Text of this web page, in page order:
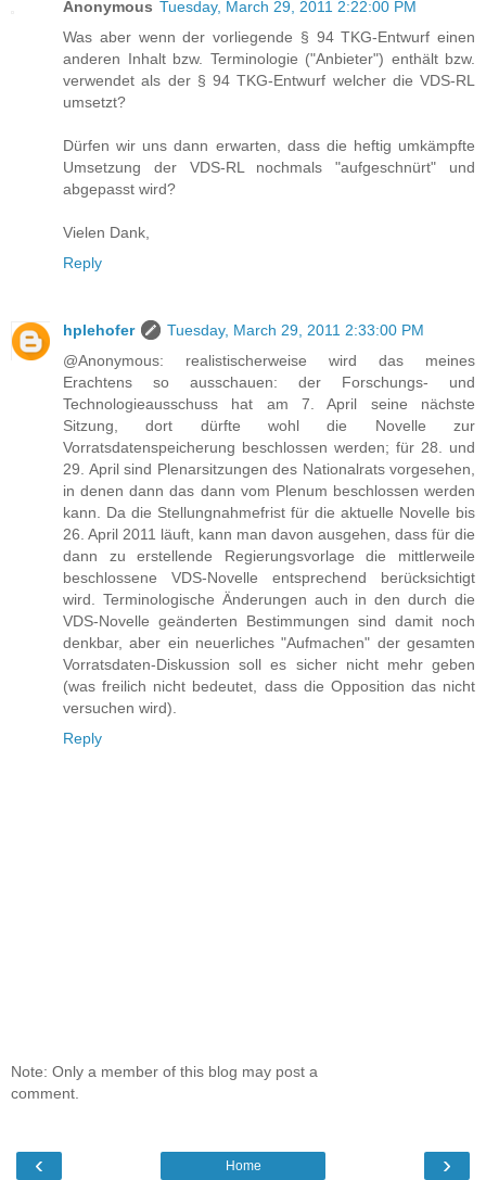
Anonymous Tuesday, March 29, 2011 2:22:00 PM
Was aber wenn der vorliegende § 94 TKG-Entwurf einen
anderen Inhalt bzw. Terminologie ("Anbieter") enthält bzw.
verwendet als der § 94 TKG-Entwurf welcher die VDS-RL
umsetzt?
Dürfen wir uns dann erwarten, dass die heftig umkämpfte
Umsetzung der VDS-RL nochmals "aufgeschnürt" und
abgepasst wird?
Vielen Dank,
Reply
hplehofer
Tuesday, March 29, 2011 2:33:00 PM
@Anonymous: realistischerweise wird das meines
Erachtens so ausschauen: der Forschungs- und
Technologieausschuss hat am 7. April seine nächste
Sitzung, dort dürfte wohl die Novelle zur
Vorratsdatenspeicherung beschlossen werden; für 28. und
29. April sind Plenarsitzungen des Nationalrats vorgesehen,
in denen dann das dann vom Plenum beschlossen werden
kann. Da die Stellungnahmefrist für die aktuelle Novelle bis
26. April 2011 läuft, kann man davon ausgehen, dass für die
dann zu erstellende Regierungsvorlage die mittlerweile
beschlossene VDS-Novelle entsprechend berücksichtigt
wird. Terminologische Änderungen auch in den durch die
VDS-Novelle geänderten Bestimmungen sind damit noch
denkbar, aber ein neuerliches "Aufmachen" der gesamten
Vorratsdaten-Diskussion soll es sicher nicht mehr geben
(was freilich nicht bedeutet, dass die Opposition das nicht
versuchen wird).
Reply
Note: Only a member of this blog may post a
comment.
‹ ›
Home